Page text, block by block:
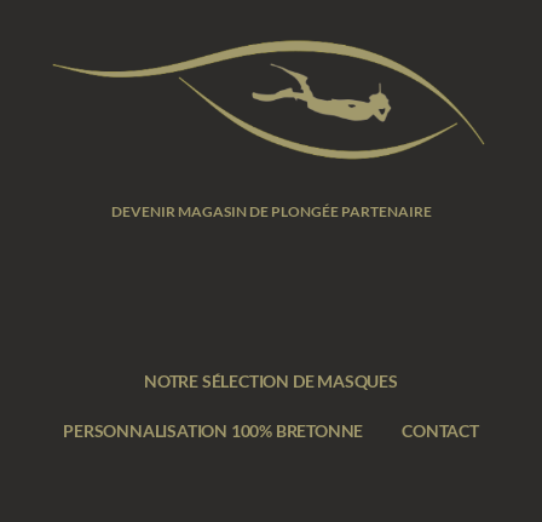
DEVENIR MAGASIN DE PLONGÉE PARTENAIRE
NOTRE SÉLECTION DE MASQUES
PERSONNALISATION 100% BRETONNE CONTACT